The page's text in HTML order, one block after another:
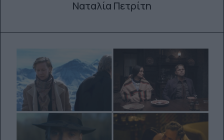
Ναταλία Πετρίτη